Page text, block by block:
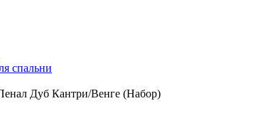
спальни
Дуб Кантри/Венге (Набор)